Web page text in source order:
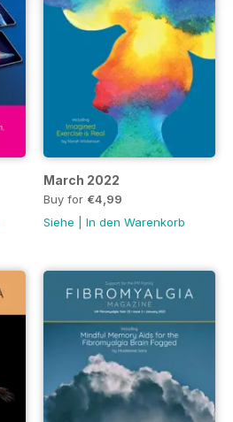
March 2022
Buy for €4,99
Siehe
In den Warenkorb